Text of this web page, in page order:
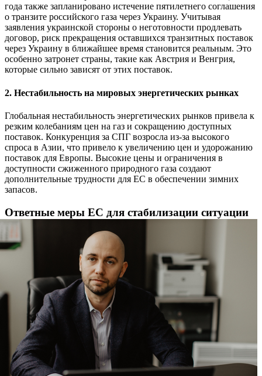
года также запланировано истечение пятилетнего соглашения
о транзите российского газа через Украину. Учитывая
заявления украинской стороны о неготовности продлевать
договор, риск прекращения оставшихся транзитных поставок
через Украину в ближайшее время становится реальным. Это
особенно затронет страны, такие как Австрия и Венгрия,
которые сильно зависят от этих поставок.
2. Нестабильность на мировых энергетических рынках
Глобальная нестабильность энергетических рынков привела к
резким колебаниям цен на газ и сокращению доступных
поставок. Конкуренция за СПГ возросла из-за высокого
спроса в Азии, что привело к увеличению цен и удорожанию
поставок для Европы. Высокие цены и ограничения в
доступности сжиженного природного газа создают
дополнительные трудности для ЕС в обеспечении зимних
запасов.
Ответные меры ЕС для стабилизации ситуации